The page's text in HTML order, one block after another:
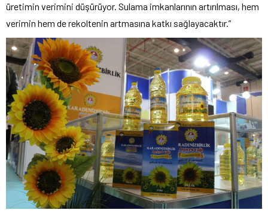
üretimin verimini düşürüyor. Sulama imkanlarının artırılması, hem
verimin hem de rekoltenin artmasına katkı sağlayacaktır.”